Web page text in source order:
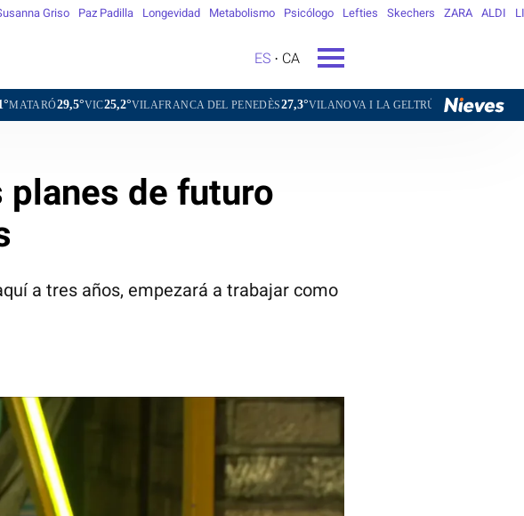
Griso Paz Padilla Longevidad Metabolismo Psicólogo Lefties Skechers ZARA ALDI
ES CA
VIC25,2°VILAFRANCA DEL PENEDÈS27,3°VILANOVA I LA GELTRÚ28,7°LA SEU D'URGELL25,2°
planes de futuro
a tres años, empezará a trabajar como